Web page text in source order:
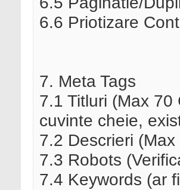
6.6 Priotizare
7. Meta Tags
7.1 Titluri (Max
cuvinte cheie,
7.2 Descrieri
7.3 Robots
7.4 Keywords (ar